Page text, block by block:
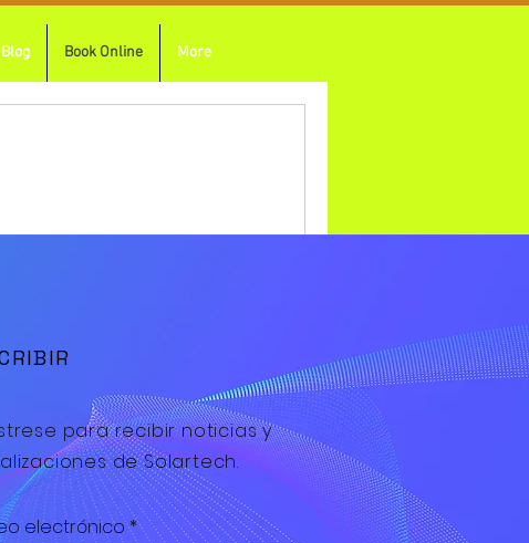
Blog Book Online More
pronto.
para recibir noticias y
de Solartech.
electrónico